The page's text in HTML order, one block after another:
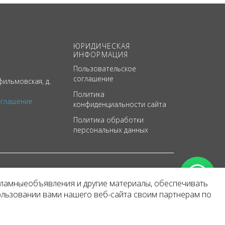
д.
ЮРИДИЧЕСКАЯ
ИНФОРМАЦИЯ
Пользовательское
соглашение
Политика
конфиденциальности сайта
Политика обработки
персональных данных
и другие материалы, обеспечивать
вами нашего веб-сайта своим партнерам по